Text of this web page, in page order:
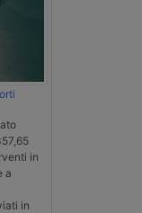
in
a
in